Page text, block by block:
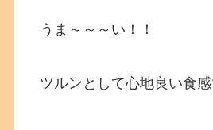
うま～～～い！！
ツルンとして心地良い食感